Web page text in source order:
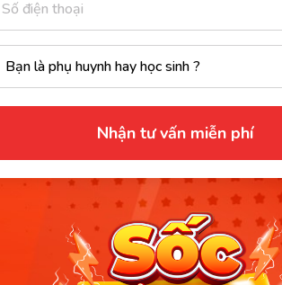
Nhận tư vấn miễn phí
dạy học trên truyền
lớp 4 phù hợp